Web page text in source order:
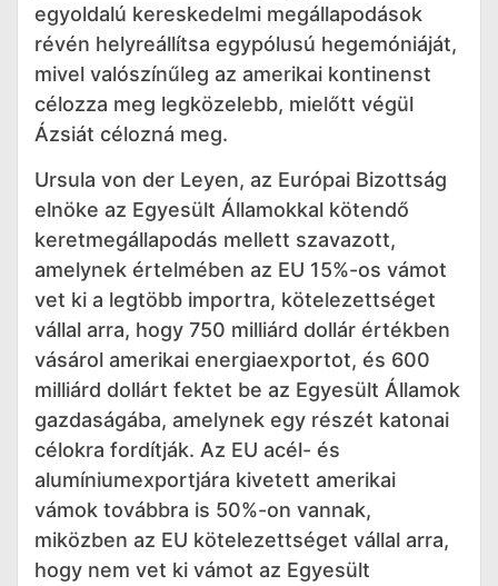
egyoldalú kereskedelmi megállapodások
révén helyreállítsa egypólusú hegemóniáját,
mivel valószínűleg az amerikai kontinenst
célozza meg legközelebb, mielőtt végül
Ázsiát célozná meg.
Ursula von der Leyen, az Európai Bizottság
elnöke az Egyesült Államokkal kötendő
keretmegállapodás mellett szavazott,
amelynek értelmében az EU 15%-os vámot
vet ki a legtöbb importra, kötelezettséget
vállal arra, hogy 750 milliárd dollár értékben
vásárol amerikai energiaexportot, és 600
milliárd dollárt fektet be az Egyesült Államok
gazdaságába, amelynek egy részét katonai
célokra fordítják. Az EU acél- és
alumíniumexportjára kivetett amerikai
vámok továbbra is 50%-on vannak,
miközben az EU kötelezettséget vállal arra,
hogy nem vet ki vámot az Egyesült